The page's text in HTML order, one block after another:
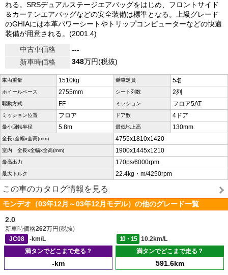
れる。SRSデュアルステージエアバッグをはじめ、フロントサイド
＆カーテンエアバッグなどの安全装備は標準となる。上級グレード
のGHIAには本革パワーシートやトリップコンピューターなどの快適
装備が用意される。(2001.4)
中古車価格
---
新車時価格
348万円(税抜)
車両重量 1510kg 乗車定員 5名
ホイールベース 2755mm シート列数 2列
駆動方式 FF ミッション フロア5AT
ミッション位置 フロア ドア数 4ドア
最小回転半径 5.8m 最低地上高 130mm
全長x全幅x全高(mm) 4755x1810x1420
室内 全長x全幅x全高(mm) 1900x1445x1210
最高出力 170ps/6000rpm
最大トルク 22.4kg・m/4250rpm
この車のカタログ情報を見る
モンデオ（03年12月～03年12月モデル）の他のグレード一覧
2.0
新車時価格262万円(税抜)
JC08
-km/L 10・15
10.2km/L
満タンでどこまで走る？
-km
満タンでどこまで走る？
591.6km